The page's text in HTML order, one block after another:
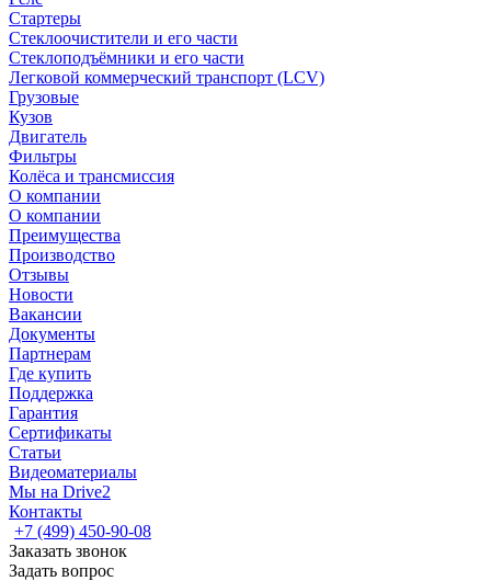
Стартеры
Стеклоочистители и его части
Стеклоподъёмники и его части
Легковой коммерческий транспорт (LCV)
Грузовые
Кузов
Двигатель
Фильтры
Колёса и трансмиссия
О компании
О компании
Преимущества
Производство
Отзывы
Новости
Вакансии
Документы
Партнерам
Где купить
Поддержка
Гарантия
Сертификаты
Статьи
Видеоматериалы
Мы на Drive2
Контакты
+7 (499) 450-90-08
Заказать звонок
Задать вопрос